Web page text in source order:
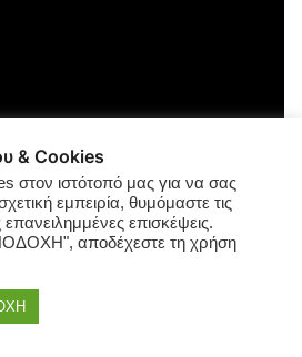
& Cookies
στον ιστότοπό μας για να σας
εμπειρία, θυμόμαστε τις
επανειλημμένες επισκέψεις.
αποδέχεστε τη χρήση